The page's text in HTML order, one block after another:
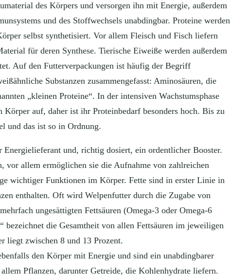
des Körpers und versorgen ihn mit Energie, außerdem
und des Stoffwechsels unabdingbar. Proteine werden
selbst synthetisiert. Vor allem Fleisch und Fisch liefern
für deren Synthese. Tierische Eiweiße werden außerdem
Auf den Futterverpackungen ist häufig der Begriff
Substanzen zusammengefasst: Aminosäuren, die
„kleinen Proteine“. In der intensiven Wachstumsphase
auf, daher ist ihr Proteinbedarf besonders hoch. Bis zu
und das ist so in Ordnung.
und, richtig dosiert, ein ordentlicher Booster.
vor allem ermöglichen sie die Aufnahme von zahlreichen
wichtiger Funktionen im Körper. Fette sind in erster Linie in
enthalten. Oft wird Welpenfutter durch die Zugabe von
ungesättigten Fettsäuren (Omega-3 oder Omega-6
bezeichnet die Gesamtheit von allen Fettsäuren im jeweiligen
liegt zwischen 8 und 13 Prozent.
den Körper mit Energie und sind ein unabdingbarer
Pflanzen, darunter Getreide, die Kohlenhydrate liefern.